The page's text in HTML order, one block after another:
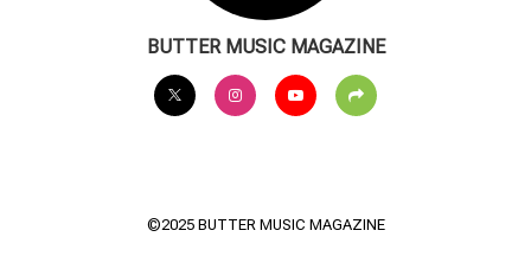
BUTTER MUSIC MAGAZINE
©2025 BUTTER MUSIC MAGAZINE